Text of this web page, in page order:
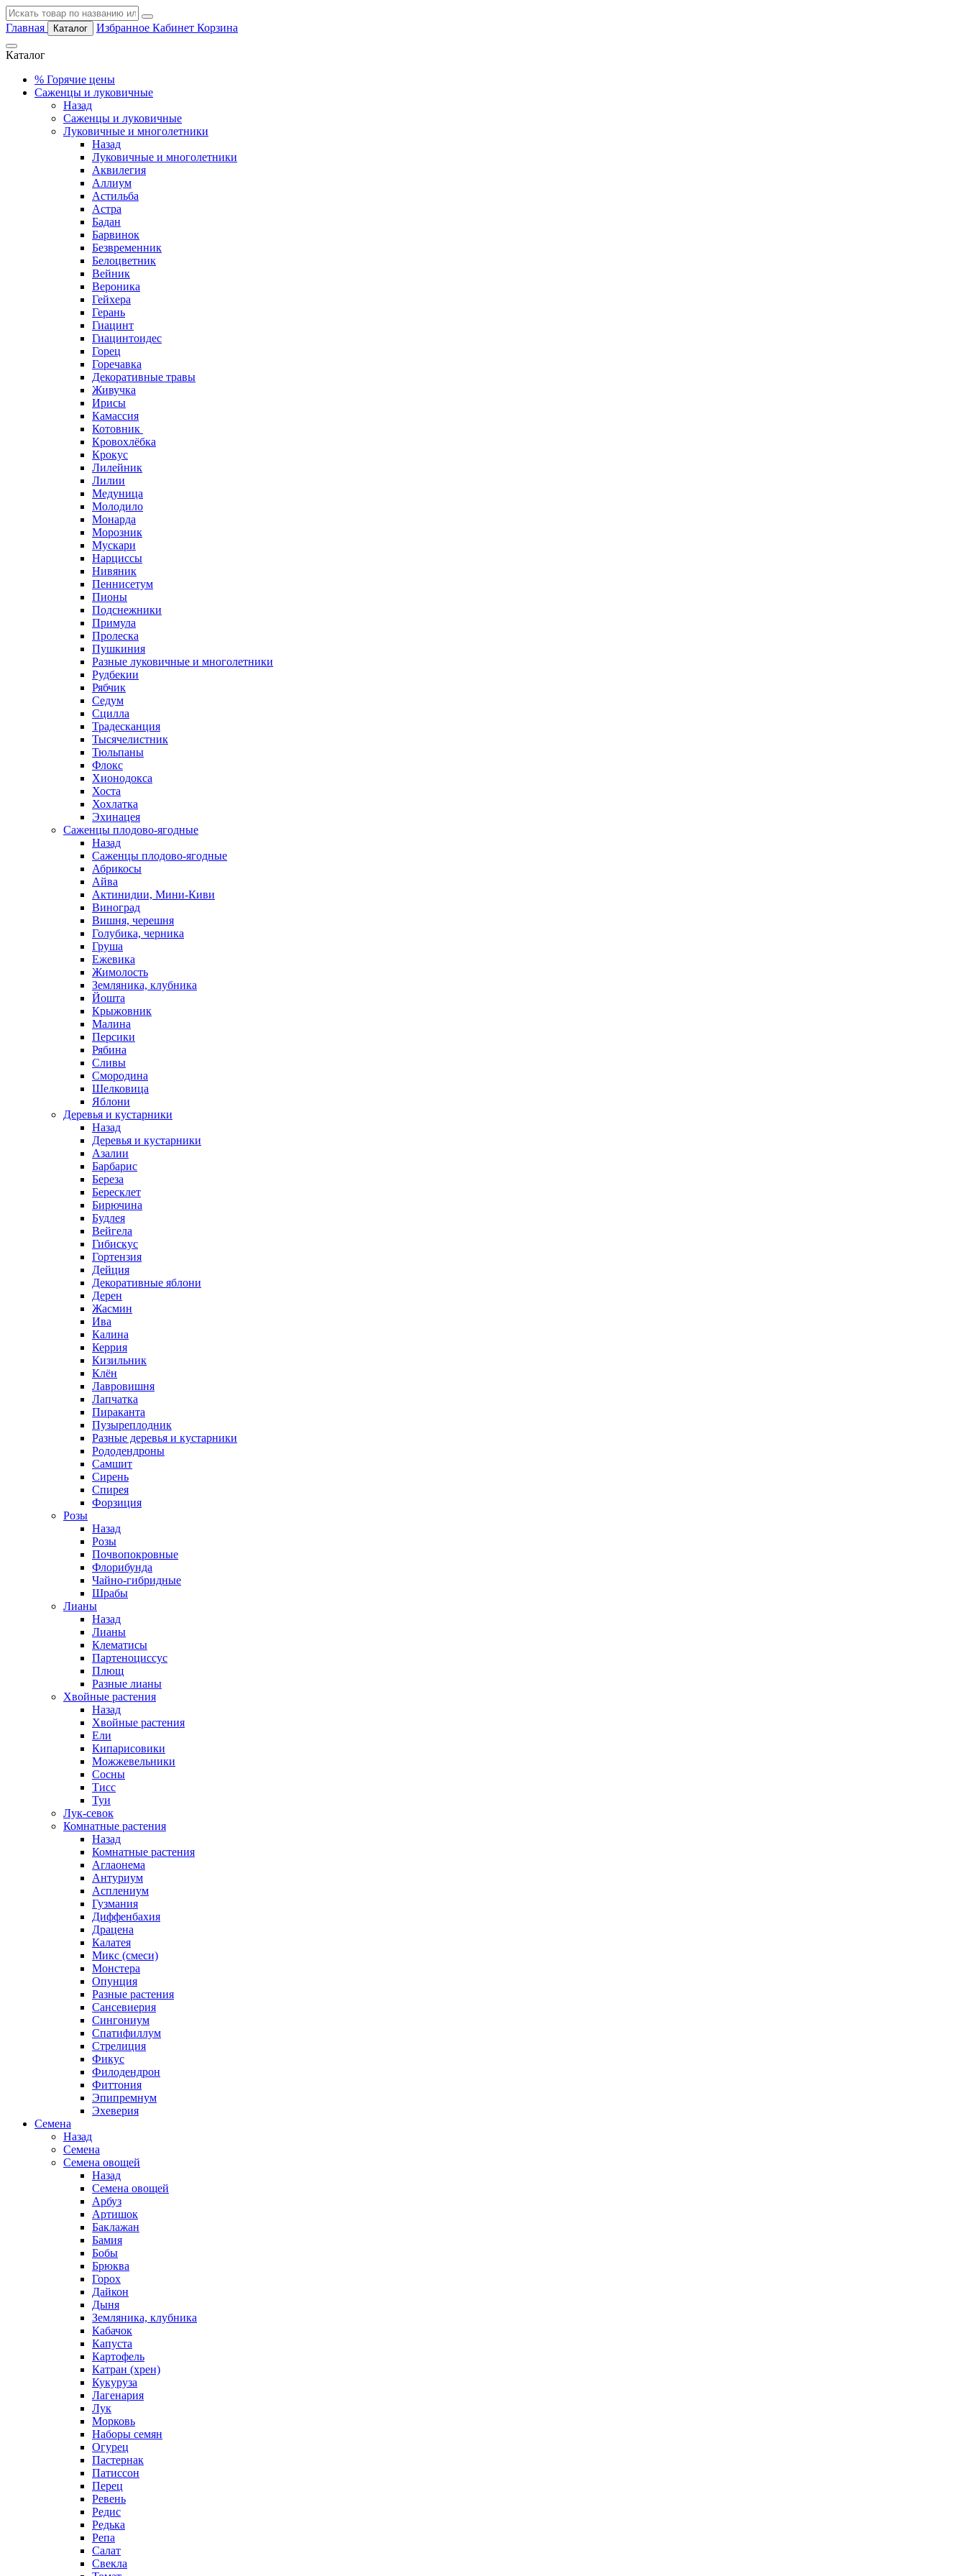
Главная Каталог Избранное Кабинет Корзина
Каталог
% Горячие цены
Саженцы и луковичные
Назад
Саженцы и луковичные
Луковичные и многолетники
Назад
Луковичные и многолетники
Аквилегия
Аллиум
Астильба
Астра
Бадан
Барвинок
Безвременник
Белоцветник
Вейник
Вероника
Гейхера
Герань
Гиацинт
Гиацинтоидес
Горец
Горечавка
Декоративные травы
Живучка
Ирисы
Камассия
Котовник
Кровохлёбка
Крокус
Лилейник
Лилии
Медуница
Молодило
Монарда
Морозник
Мускари
Нарциссы
Нивяник
Пеннисетум
Пионы
Подснежники
Примула
Пролеска
Пушкиния
Разные луковичные и многолетники
Рудбекии
Рябчик
Седум
Сцилла
Традесканция
Тысячелистник
Тюльпаны
Флокс
Хионодокса
Хоста
Хохлатка
Эхинацея
Саженцы плодово-ягодные
Назад
Саженцы плодово-ягодные
Абрикосы
Айва
Актинидии, Мини-Киви
Виноград
Вишня, черешня
Голубика, черника
Груша
Ежевика
Жимолость
Земляника, клубника
Йошта
Крыжовник
Малина
Персики
Рябина
Сливы
Смородина
Шелковица
Яблони
Деревья и кустарники
Назад
Деревья и кустарники
Азалии
Барбарис
Береза
Бересклет
Бирючина
Будлея
Вейгела
Гибискус
Гортензия
Дейция
Декоративные яблони
Дерен
Жасмин
Ива
Калина
Керрия
Кизильник
Клён
Лавровишня
Лапчатка
Пираканта
Пузыреплодник
Разные деревья и кустарники
Рододендроны
Самшит
Сирень
Спирея
Форзиция
Розы
Назад
Розы
Почвопокровные
Флорибунда
Чайно-гибридные
Шрабы
Лианы
Назад
Лианы
Клематисы
Партеноциссус
Плющ
Разные лианы
Хвойные растения
Назад
Хвойные растения
Ели
Кипарисовики
Можжевельники
Сосны
Тисс
Туи
Лук-севок
Комнатные растения
Назад
Комнатные растения
Аглаонема
Антуриум
Асплениум
Гузмания
Диффенбахия
Драцена
Калатея
Микс (смеси)
Монстера
Опунция
Разные растения
Сансевиерия
Сингониум
Спатифиллум
Стрелиция
Фикус
Филодендрон
Фиттония
Эпипремнум
Эхеверия
Семена
Назад
Семена
Семена овощей
Назад
Семена овощей
Арбуз
Артишок
Баклажан
Бамия
Бобы
Брюква
Горох
Дайкон
Дыня
Земляника, клубника
Кабачок
Капуста
Картофель
Катран (хрен)
Кукуруза
Лагенария
Лук
Морковь
Наборы семян
Огурец
Пастернак
Патиссон
Перец
Ревень
Редис
Редька
Репа
Салат
Свекла